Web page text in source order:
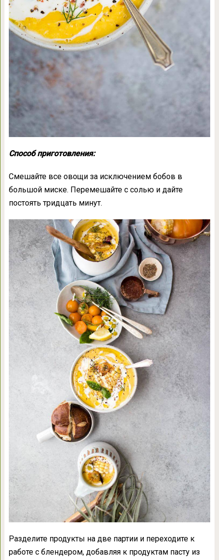
Способ приготовления:
Смешайте все овощи за исключением бобов в
большой миске. Перемешайте с солью и дайте
постоять тридцать минут.
Разделите продукты на две партии и переходите к
работе с блендером, добавляя к продуктам пасту из